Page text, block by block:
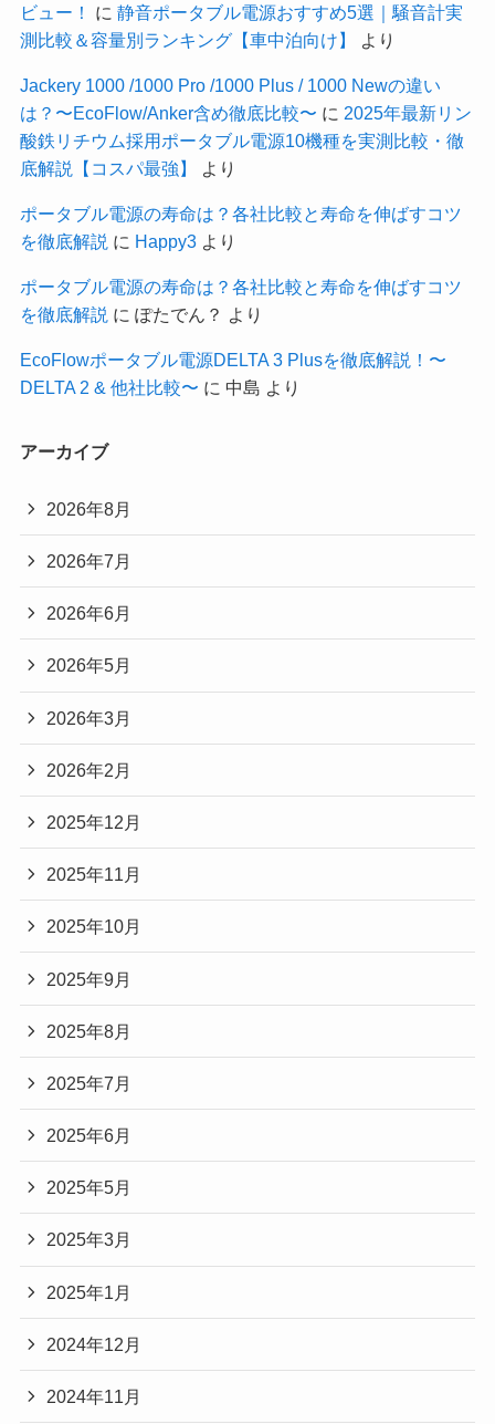
ビュー！
に 静音ポータブル電源おすすめ5選｜騒音計実
測比較＆容量別ランキング【車中泊向け】
より
Jackery 1000 /1000 Pro /1000 Plus / 1000 Newの違い
は？〜EcoFlow/Anker含め徹底比較〜 に 2025年最新リン
酸鉄リチウム採用ポータブル電源10機種を実測比較・徹
底解説【コスパ最強】
より
ポータブル電源の寿命は？各社比較と寿命を伸ばすコツ
を徹底解説 に Happy3より
ポータブル電源の寿命は？各社比較と寿命を伸ばすコツ
を徹底解説 に ぽたでん？ より
EcoFlowポータブル電源DELTA 3 Plusを徹底解説！〜
DELTA 2 & 他社比較〜 に 中島 より
アーカイブ
2026年8月
2026年7月
2026年6月
2026年5月
2026年3月
2026年2月
2025年12月
2025年11月
2025年10月
2025年9月
2025年8月
2025年7月
2025年6月
2025年5月
2025年3月
2025年1月
2024年12月
2024年11月